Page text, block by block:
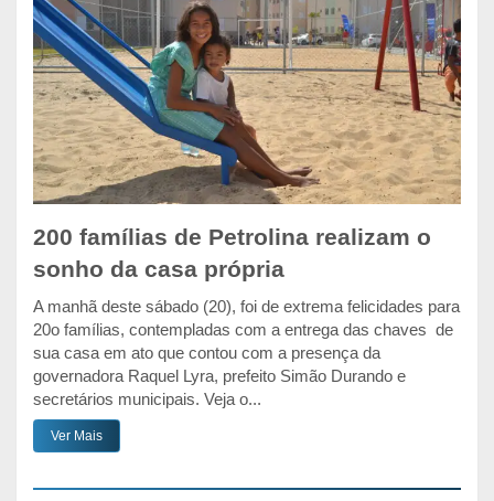
200 famílias de Petrolina realizam o
sonho da casa própria
A manhã deste sábado (20), foi de extrema felicidades para
20o famílias, contempladas com a entrega das chaves de
sua casa em ato que contou com a presença da
governadora Raquel Lyra, prefeito Simão Durando e
secretários municipais. Veja o...
Ver Mais